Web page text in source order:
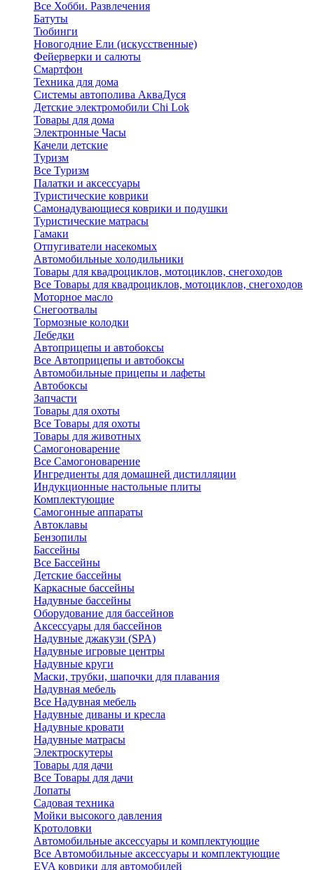
Все Хобби. Развлечения
Батуты
Тюбинги
Новогодние Ели (искусственные)
Фейерверки и салюты
Смартфон
Техника для дома
Системы автополива АкваДуся
Детские электромобили Chi Lok
Товары для дома
Электронные Часы
Качели детские
Туризм
Все Туризм
Палатки и аксессуары
Туристические коврики
Самонадувающиеся коврики и подушки
Туристические матрасы
Гамаки
Отпугиватели насекомых
Автомобильные холодильники
Товары для квадроциклов, мотоциклов, снегоходов
Все Товары для квадроциклов, мотоциклов, снегоходов
Моторное масло
Снегоотвалы
Тормозные колодки
Лебедки
Автоприцепы и автобоксы
Все Автоприцепы и автобоксы
Автомобильные прицепы и лафеты
Автобоксы
Запчасти
Товары для охоты
Все Товары для охоты
Товары для животных
Самогоноварение
Все Самогоноварение
Ингредиенты для домашней дистилляции
Индукционные настольные плиты
Комплектующие
Самогонные аппараты
Автоклавы
Бензопилы
Бассейны
Все Бассейны
Детские бассейны
Каркасные бассейны
Надувные бассейны
Оборудование для бассейнов
Аксессуары для бассейнов
Надувные джакузи (SPA)
Надувные игровые центры
Надувные круги
Маски, трубки, шапочки для плавания
Надувная мебель
Все Надувная мебель
Надувные диваны и кресла
Надувные кровати
Надувные матрасы
Электроскутеры
Товары для дачи
Все Товары для дачи
Лопаты
Садовая техника
Мойки высокого давления
Кротоловки
Автомобильные аксессуары и комплектующие
Все Автомобильные аксессуары и комплектующие
EVA коврики для автомобилей